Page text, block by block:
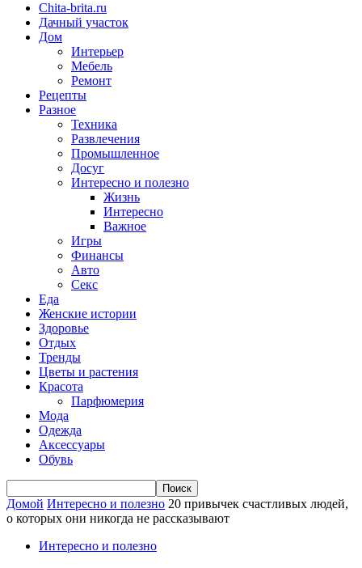
Chita-brita.ru
Дачный участок
Дом
Интерьер
Мебель
Ремонт
Рецепты
Разное
Техника
Развлечения
Промышленное
Досуг
Интересно и полезно
Жизнь
Интересно
Важное
Игры
Финансы
Авто
Секс
Еда
Женские истории
Здоровье
Отдых
Тренды
Цветы и растения
Красота
Парфюмерия
Мода
Одежда
Аксессуары
Обувь
Домой Интересно и полезно 20 привычек счастливых людей,
о которых они никогда не рассказывают
Интересно и полезно